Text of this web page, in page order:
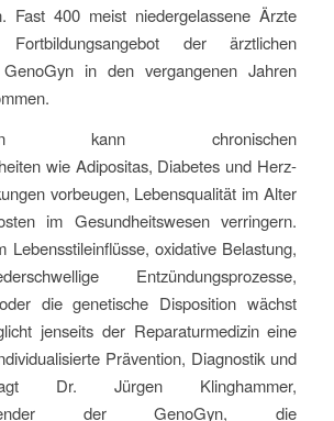
Fast 400 meist niedergelassene Ärzte
der ärztlichen
GenoGyn in den vergangenen Jahren
kann chronischen
wie Adipositas, Diabetes und Herz-
vorbeugen, Lebensqualität im Alter
im Gesundheitswesen verringern.
Lebensstileinflüsse, oxidative Belastung,
Entzündungsprozesse,
die genetische Disposition wächst
jenseits der Reparaturmedizin eine
Prävention, Diagnostik und
Dr. Jürgen Klinghammer,
der GenoGyn, die